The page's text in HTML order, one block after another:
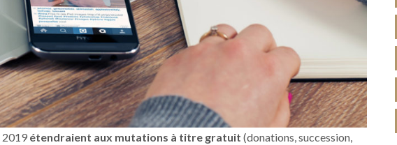
2019 étendraient aux mutations à titre gratuit (donations, succession,